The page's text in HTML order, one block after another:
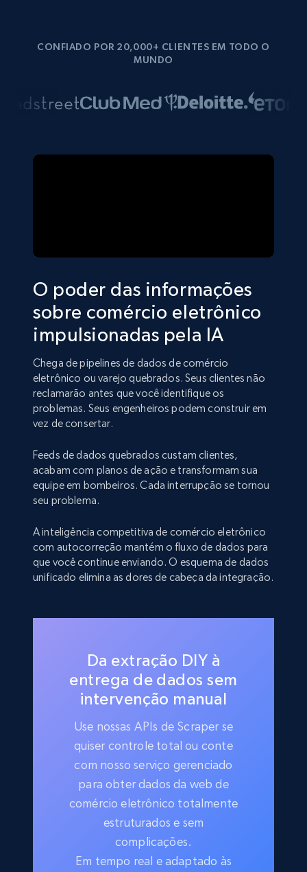
CONFIADO POR 20,000+ CLIENTES EM TODO O
MUNDO
O poder das informações
sobre comércio eletrônico
impulsionadas pela IA
Chega de pipelines de dados de comércio
eletrônico ou varejo quebrados. Seus clientes não
reclamarão antes que você identifique os
problemas. Seus engenheiros podem construir em
vez de consertar.
Feeds de dados quebrados custam clientes,
acabam com planos de ação e transformam sua
equipe em bombeiros. Cada interrupção se tornou
seu problema.
A inteligência competitiva de comércio eletrônico
com autocorreção mantém o fluxo de dados para
que você continue enviando. O esquema de dados
unificado elimina as dores de cabeça da integração.
Da extração DIY à
entrega de dados sem
intervenção manual
Use nossas APIs de Scraper se
quiser controle total ou conte
com nosso serviço gerenciado
para obter dados da web de
comércio eletrônico totalmente
estruturados e sem
complicações.
Em tempo real e adaptado às